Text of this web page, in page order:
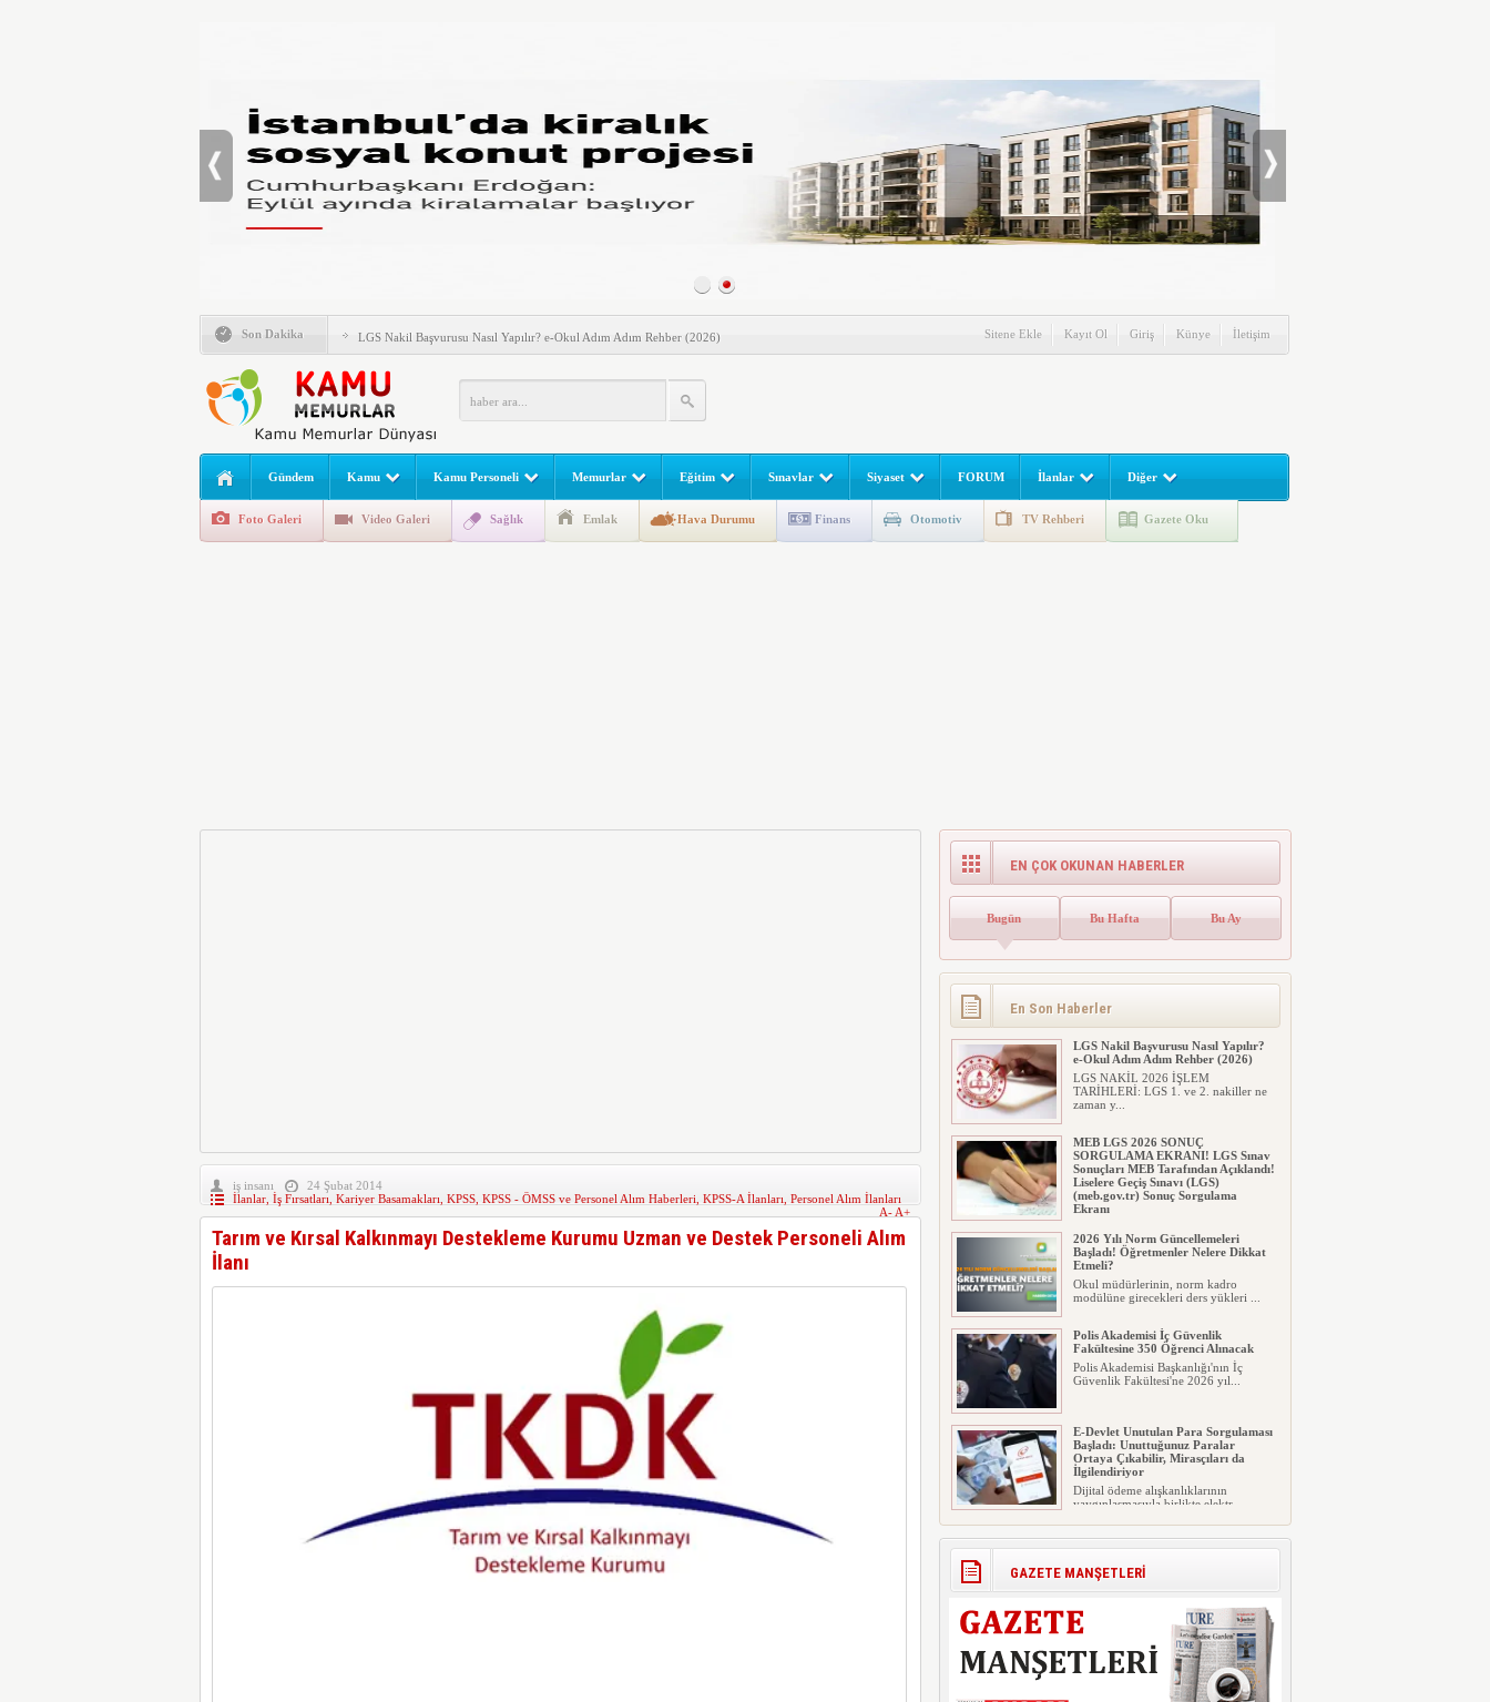
Son Dakika LGS Nakil Başvurusu Nasıl Yapılır? e-Okul Adım Adım Rehber (2026)
MEB LGS 2026 SONUÇ SORGULAMA EKRANI! LGS Sınav Sonuçları MEB Tarafından
Açıklandı! Liselere Geçiş Sınavı (LGS) (meb.gov.tr) Sonuç Sorgulama Ekranı
2026 Yılı Norm Güncellemeleri Başladı! Öğretmenler Nelere Dikkat Etmeli?
Polis Akademisi İç Güvenlik Fakültesine 350 Öğrenci Alınacak
da İlgilendiriyor
İşte Okullarda Öğrencilerin Kıyafet/Formalarının Belirlenmesine Dair Usul ve Esaslar
Sitene Ekle Kayıt Ol Giriş Künye İletişim
Gündem Kamu Kamu Personeli Memurlar Eğitim Sınavlar Siyaset FORUM İlanlar Diğer
Foto Galeri Video Galeri Sağlık Emlak Hava Durumu Finans Otomotiv TV Rehberi Gazete Oku
iş insanı
24 Şubat 2014
İlanlar, İş Fırsatları Kariyer Basamakları KPSS, KPSS - ÖMSS ve Personel Alım Haberleri KPSS-A İlanları Personel Alım İlanları
A- A+
Tarım ve Kırsal Kalkınmayı Destekleme Kurumu Uzman ve Destek Personeli Alım
İlanı
EN ÇOK OKUNAN HABERLER
Bugün Bu Hafta Bu Ay
En Son Haberler
LGS Nakil Başvurusu Nasıl Yapılır?
e-Okul Adım Adım Rehber (2026)
LGS NAKİL 2026 İŞLEM
TARİHLERİ: LGS 1. ve 2. nakiller ne
zaman y...
MEB LGS 2026 SONUÇ
SORGULAMA EKRANI! LGS Sınav
Sonuçları MEB Tarafından Açıklandı!
Liselere Geçiş Sınavı (LGS)
(meb.gov.tr) Sonuç Sorgulama
Ekranı
Milyonlarca öğrenci için ...
2026 Yılı Norm Güncellemeleri
Başladı! Öğretmenler Nelere Dikkat
Etmeli?
Okul müdürlerinin, norm kadro
modülüne girecekleri ders yükleri ...
Polis Akademisi İç Güvenlik
Fakültesine 350 Öğrenci Alınacak
Polis Akademisi Başkanlığı'nın İç
Güvenlik Fakültesi'ne 2026 yıl...
E-Devlet Unutulan Para Sorgulaması
Başladı: Unuttuğunuz Paralar
Ortaya Çıkabilir, Mirasçıları da
İlgilendiriyor
Dijital ödeme alışkanlıklarının
yaygınlaşmasıyla birlikte elektr...
İşte Okullarda Öğrencilerin
Kıyafet/Formalarının Belirlenmesine
Milli Eğitim Bakanlığı Temel Öğretim
Motorine Gece Yarısı Büyük İndirim
ABD-İran arasında yeniden diplomasi
yürütüleceği sinyallerinin p...
GAZETE MANŞETLERİ